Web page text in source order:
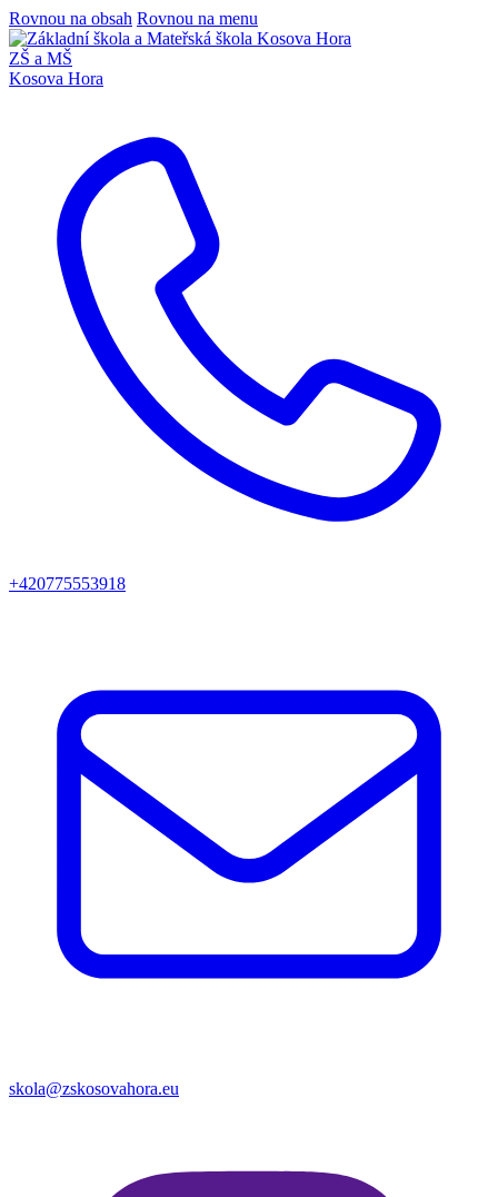
Rovnou na obsah Rovnou na menu
ZŠ a MŠ
Kosova Hora
+420775553918
skola@zskosovahora.eu